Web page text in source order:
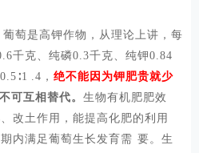
葡萄是高钾作物，从理论上讲，每
千克、纯磷0.3千克、纯钾0.84
， 绝不能因为钾肥贵就少
可互相替代。 生物有机肥肥效
改土作用，能提高化肥的利用
满足葡萄生长发育需要。生